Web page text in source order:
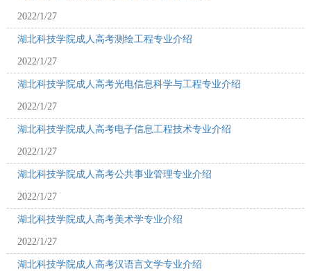
2022/1/27
湖北科技学院成人高考测绘工程专业介绍
2022/1/27
湖北科技学院成人高考光电信息科学与工程专业介绍
2022/1/27
湖北科技学院成人高考电子信息工程技术专业介绍
2022/1/27
湖北科技学院成人高考公共事业管理专业介绍
2022/1/27
湖北科技学院成人高考美术学专业介绍
2022/1/27
湖北科技学院成人高考汉语言文学专业介绍